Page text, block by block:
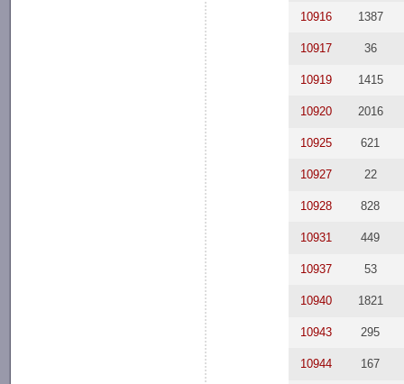
10916 1387
10917 36
10919 1415
10920 2016
10925 621
10927 22
10928 828
10931 449
10937 53
10940 1821
10943 295
10944 167